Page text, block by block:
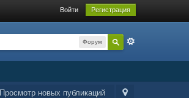
Войти Регистрация
Форум
Просмотр новых публикаций